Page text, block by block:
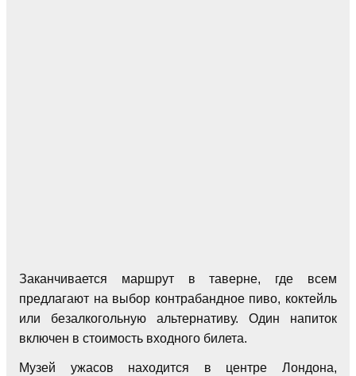
Заканчивается маршрут в таверне, где всем
предлагают на выбор контрабандное пиво, коктейль
или безалкогольную альтернативу. Один напиток
включен в стоимость входного билета.
Музей ужасов находится в центре Лондона,